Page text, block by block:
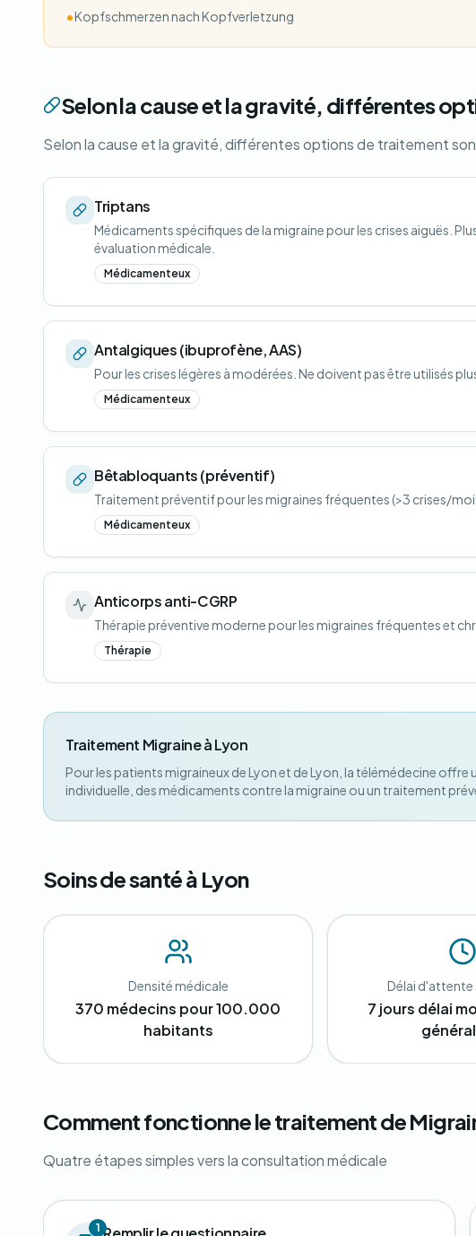
•Kopfschmerzen nach Kopfverletzung
Selon la cause et la gravité, différentes
Selon la cause et la gravité, différentes options de traitement
Triptans
Médicaments spécifiques de la migraine pour les crises aiguës.
évaluation médicale.
Médicamenteux
Antalgiques (ibuprofène, AAS)
Pour les crises légères à modérées. Ne doivent pas être utilisés
Médicamenteux
Bêtabloquants (préventif)
Traitement préventif pour les migraines fréquentes (>3 crises/
Médicamenteux
Anticorps anti-CGRP
Thérapie préventive moderne pour les migraines fréquentes et
Thérapie
Traitement Migraine à Lyon
Pour les patients migraineux de Lyon et de Lyon, la télémédecine
individuelle, des médicaments contre la migraine ou un traitement
Soins de santé à Lyon
Densité médicale
370 médecins pour 100.000
habitants
Délai d'attente
7 jours délai
Comment fonctionne le traitement de
Quatre étapes simples vers la consultation médicale
1